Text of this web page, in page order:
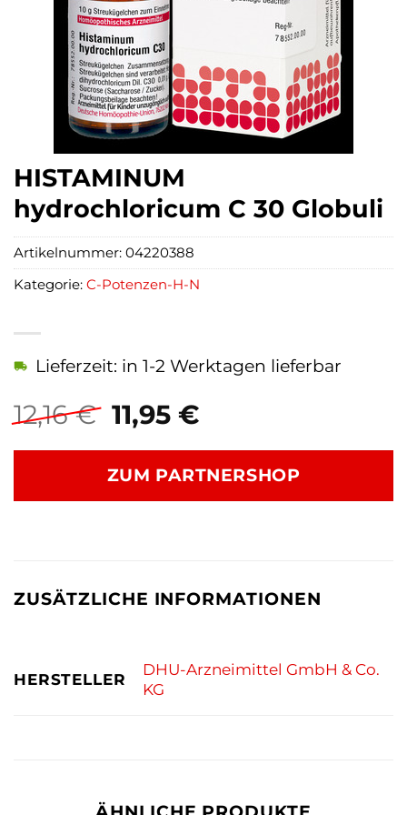
HISTAMINUM
hydrochloricum C 30 Globuli
12,16€ Ursprünglicher
Preis
war:
12,16 €
11,95 €Aktueller
ist:
11,95 €.
Lieferzeit: in 1-2 Werktagen lieferbar
ZUM PARTNERSHOP
Artikelnummer: 04220388
Kategorie: C-Potenzen-H-N
ZUSÄTZLICHE INFORMATIONEN
HERSTELLER
DHU-Arzneimittel GmbH & Co.
KG